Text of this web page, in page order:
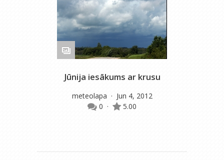
Jūnija iesākums ar krusu
meteolapa · Jun 4, 2012
0 · 5.00